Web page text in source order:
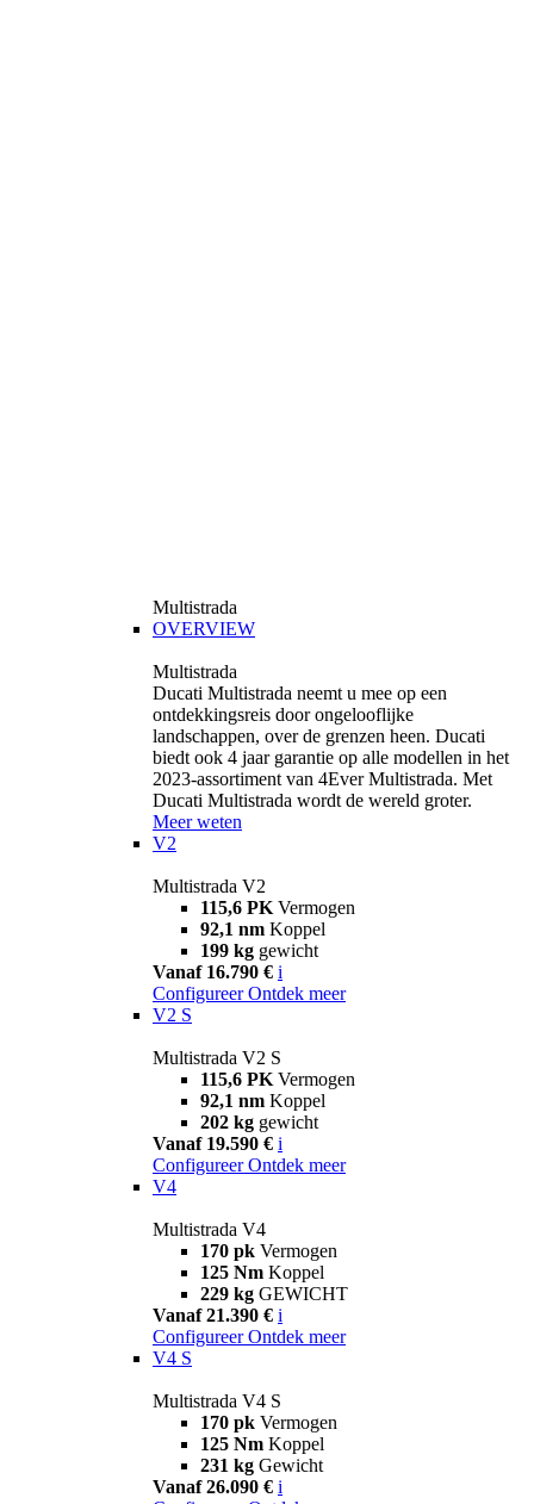
Multistrada
OVERVIEW
Multistrada
Ducati Multistrada neemt u mee op een
ontdekkingsreis door ongelooflijke
landschappen, over de grenzen heen. Ducati
biedt ook 4 jaar garantie op alle modellen in het
2023-assortiment van 4Ever Multistrada. Met
Ducati Multistrada wordt de wereld groter.
Meer weten
V2
Multistrada V2
115,6 PK Vermogen
92,1 nm Koppel
199 kg gewicht
Vanaf 16.790 € i
Configureer Ontdek meer
V2 S
Multistrada V2 S
115,6 PK Vermogen
92,1 nm Koppel
202 kg gewicht
Vanaf 19.590 € i
Configureer Ontdek meer
V4
Multistrada V4
170 pk Vermogen
125 Nm Koppel
229 kg GEWICHT
Vanaf 21.390 € i
Configureer Ontdek meer
V4 S
Multistrada V4 S
170 pk Vermogen
125 Nm Koppel
231 kg Gewicht
Vanaf 26.090 € i